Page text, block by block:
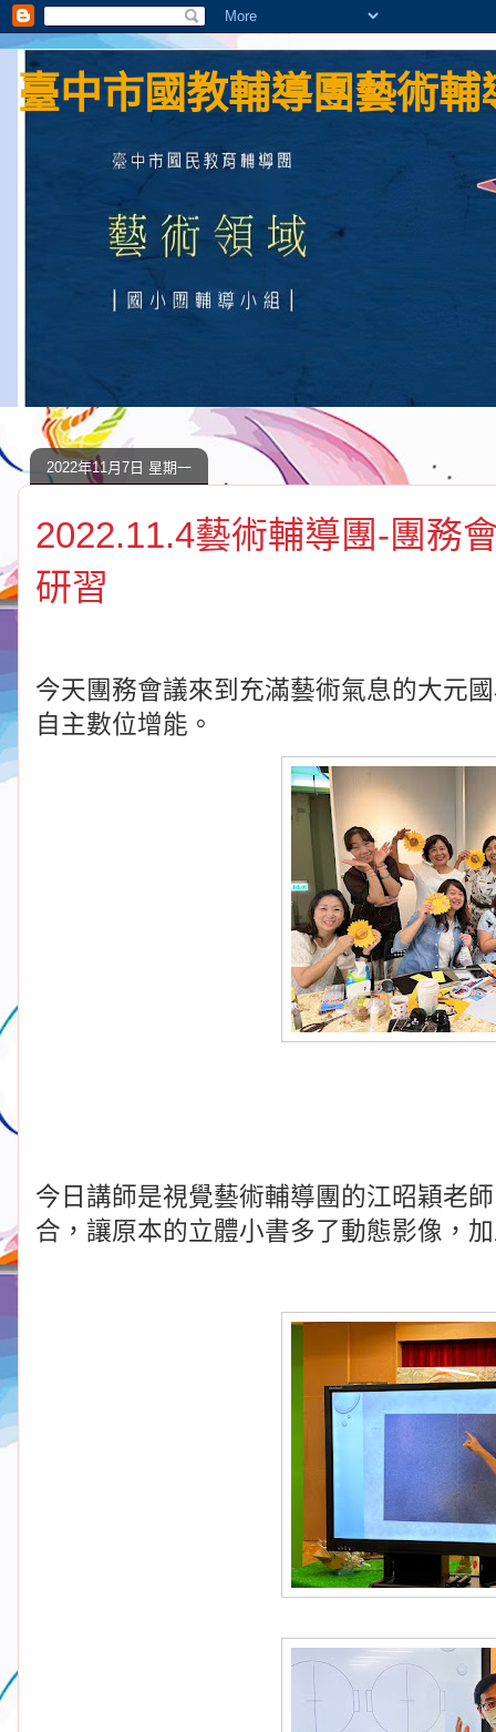
臺中市國教輔導團藝術
2022年11月7日 星期一
2022.11.4藝術輔導團-團務
研習
今天團務會議來到充滿藝術氣息的大元
自主數位增能。
今日講師是視覺藝術輔導團的江昭穎老
合，讓原本的立體小書多了動態影像，